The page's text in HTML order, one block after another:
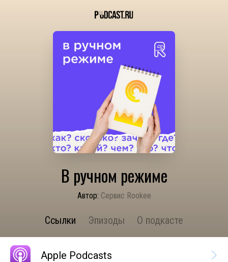
В ручном режиме
Автор: Сервис Rookee
Ссылки Эпизоды О подкасте
Apple Podcasts